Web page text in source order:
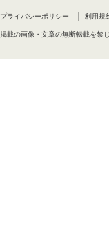
プライバシーポリシー 利用規
掲載の画像・文章の無断転載を禁じ